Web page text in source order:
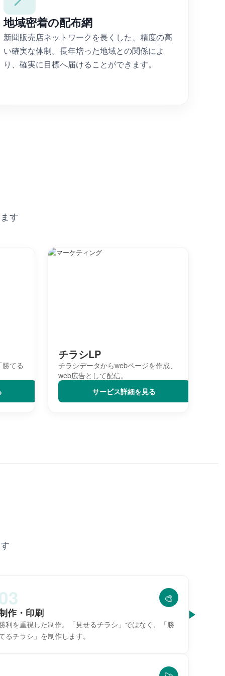
地域密着の配布網
新聞販売店ネットワークを長くした、精度の高
い確実な体制。長年培った地域との関係によ
り、確実に目標へ届けることができます。
す
勝てる
チラシLP
チラシデータからwebページを作成、
web広告として配信。
サービス詳細を見る
🎨
作・印刷
利を重視した制作。 「見せるチラシ」ではなく、
「勝
るチラシ」を制作します。